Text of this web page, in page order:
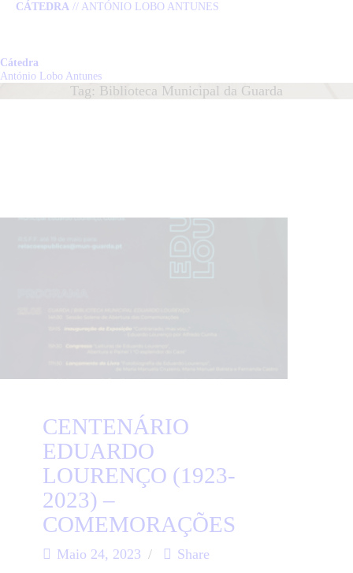
CÁTEDRA // ANTÓNIO LOBO ANTUNES
Cátedra
António Lobo Antunes
Tag: Biblioteca Municipal da Guarda
António Lobo Antunes
CÁTEDRA
CENTENÁRIO
EDUARDO
LOURENÇO (1923-
2023) –
COMEMORAÇÕES
Maio 24, 2023
Share